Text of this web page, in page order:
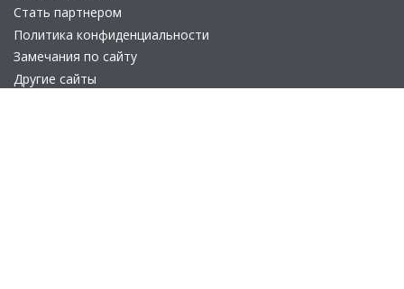
Стать партнером
Политика конфиденциальности
Замечания по сайту
Другие сайты